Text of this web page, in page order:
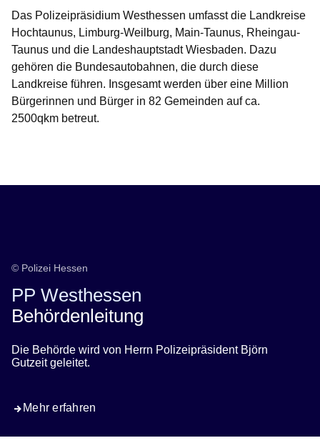
Das Polizeipräsidium Westhessen umfasst die Landkreise
Hochtaunus, Limburg-Weilburg, Main-Taunus, Rheingau-
Taunus und die Landeshauptstadt Wiesbaden. Dazu
gehören die Bundesautobahnen, die durch diese
Landkreise führen. Insgesamt werden über eine Million
Bürgerinnen und Bürger in 82 Gemeinden auf ca.
2500qkm betreut.
© Polizei Hessen
PP Westhessen
Behördenleitung
Die Behörde wird von Herrn Polizeipräsident Björn
Gutzeit geleitet.
Mehr erfahren